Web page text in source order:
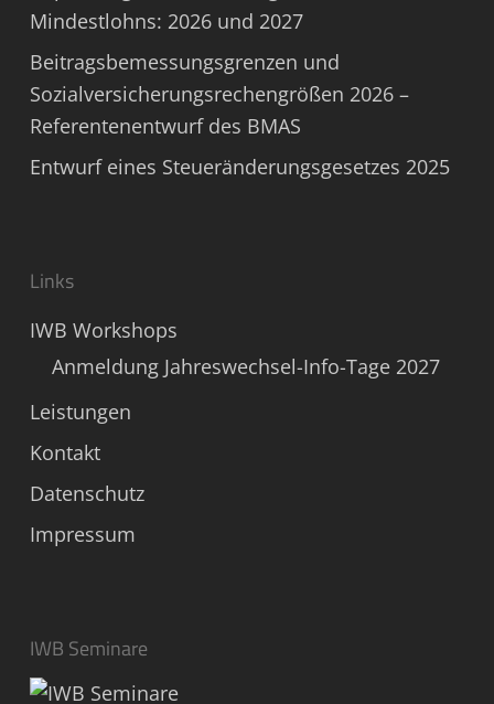
Mindestlohns: 2026 und 2027
Beitragsbemessungsgrenzen und
Sozialversicherungsrechengrößen 2026 –
Referentenentwurf des BMAS
Entwurf eines Steueränderungsgesetzes 2025
Links
IWB Workshops
Anmeldung Jahreswechsel-Info-Tage 2027
Leistungen
Kontakt
Datenschutz
Impressum
IWB Seminare